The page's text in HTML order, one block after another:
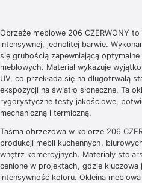
Obrzeże meblowe 206 CZERWONY
intensywnej, jednolitej barwie.
się grubością zapewniającą
meblowych. Materiał wykazuje
UV, co przekłada się na długotrwałą
ekspozycji na światło słoneczne. Ta
rygorystyczne testy jakościowe,
mechaniczną i termiczną.
Taśma obrzeżowa w kolorze 206
produkcji mebli kuchennych,
wnętrz komercyjnych. Materiały
cenione w projektach, gdzie kluczowa
intensywność koloru. Okleina